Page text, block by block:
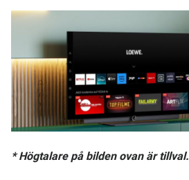
* Högtalare på bilden ovan är tillval.